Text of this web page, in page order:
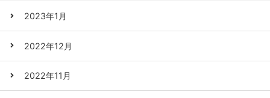
2023年1月
2022年12月
2022年11月